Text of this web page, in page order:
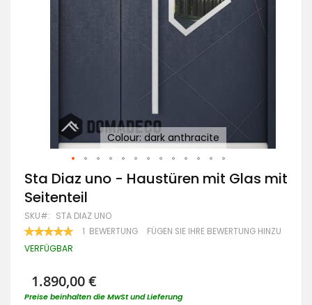
Colour: dark anthracite
Zum
Anfang
der
Bildgalerie
springen
Sta Diaz uno - Haustüren mit Glas mit
Seitenteil
SKU STA DIAZ UNO
BEWERTUNG:
100
1 BEWERTUNG FÜGEN SIE IHRE BEWERTUNG HINZU
VERFÜGBAR
1.890,00 €
Preise beinhalten die MwSt und Lieferung